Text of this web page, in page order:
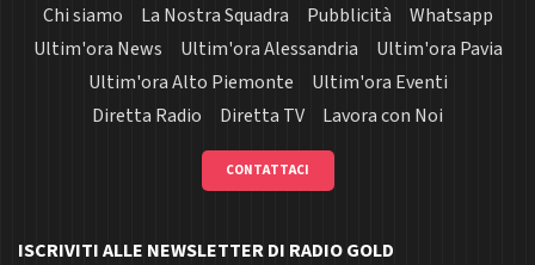
Chi siamo La Nostra Squadra Pubblicità
Whatsapp
Ultim'ora News
Ultim'ora Alessandria
Ultim'ora Pavia
Ultim'ora Alto Piemonte
Ultim'ora Eventi
Diretta Radio
Diretta TV Lavora con Noi
CONTATTACI
ISCRIVITI ALLE NEWSLETTER DI RADIO GOLD